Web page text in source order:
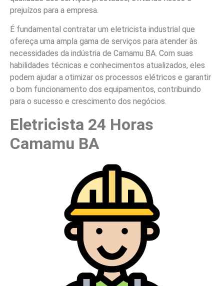
prejuízos para a empresa.
É fundamental contratar um eletricista industrial que
ofereça uma ampla gama de serviços para atender às
necessidades da indústria de Camamu BA. Com suas
habilidades técnicas e conhecimentos atualizados, eles
podem ajudar a otimizar os processos elétricos e garantir
o bom funcionamento dos equipamentos, contribuindo
para o sucesso e crescimento dos negócios.
Eletricista 24 Horas
Camamu BA